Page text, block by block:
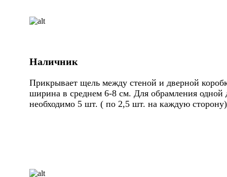
Наличник
Прикрывает щель между стеной и дверной
ширина в среднем 6-8 см. Для обрамления одной
необходимо 5 шт. ( по 2,5 шт. на каждую сторону)